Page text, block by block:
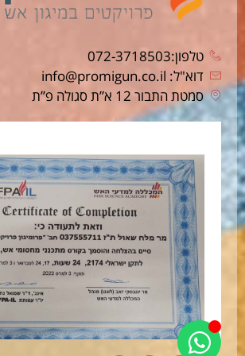
טלפון:072-3718503
דוא"ל: info@promigun.co.il
סמטת התבור 12 א”ת סגולה פ”ת